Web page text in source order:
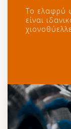
Το ελαφρύ
είναι